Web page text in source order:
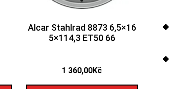
Alcar Stahlrad 8873 6,5×16
5×114,3 ET50 66
1 360,00Kč